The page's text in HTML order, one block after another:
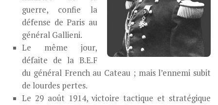
guerre, confie la
défense de Paris au
général Gallieni.
Le même jour,
défaite de la B.E.F
du général French au Cateau ; mais l’ennemi subit
de lourdes pertes.
Le 29 août 1914, victoire tactique et stratégique